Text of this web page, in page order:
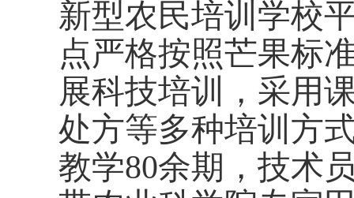
新型农民培训学校
点严格按照芒果标
展科技培训， 采用
处方等多种培训方
教学80余期，技术